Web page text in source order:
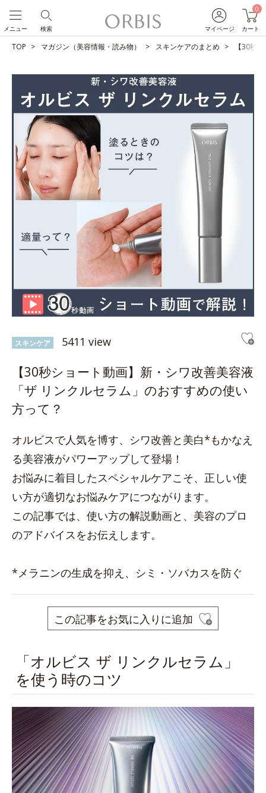
マイページ
0
カート
検索
メニュー
TOP マガジン（美容情報・読み物） スキンケアのまとめ 【30秒
スキンケア 5411 view
【30秒ショート動画】新・シワ改善美容液
「ザ リンクルセラム」のおすすめの使い
方って？
オルビスで人気を博す、シワ改善と美白*もかなえ
る美容液がパワーアップして登場！
お悩みに着目したスペシャルケアこそ、正しい使
い方が適切なお悩みケアにつながります。
この記事では、使い方の解説動画と、美容のプロ
のアドバイスをお伝えします。
*メラニンの生成を抑え、シミ・ソバカスを防ぐ
この記事をお気に入りに追加
「オルビス ザ リンクルセラム」
を使う時のコツ